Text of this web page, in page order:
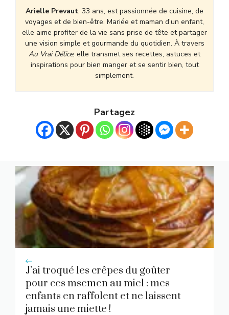
Arielle Prevaut, 33 ans, est passionnée de cuisine, de
voyages et de bien-être. Mariée et maman d’un enfant,
elle aime profiter de la vie sans prise de tête et partager
une vision simple et gourmande du quotidien. À travers
Au Vrai Délice, elle transmet ses recettes, astuces et
inspirations pour bien manger et se sentir bien, tout
simplement.
Partagez
J’ai troqué les crêpes du goûter
pour ces msemen au miel : mes
enfants en raffolent et ne laissent
jamais une miette !